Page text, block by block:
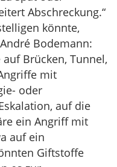
Abschreckung.“
könnte,
Bodemann:
Brücken, Tunnel,
mit
oder
auf die
ein Angriff mit
auf ein
Giftstoffe